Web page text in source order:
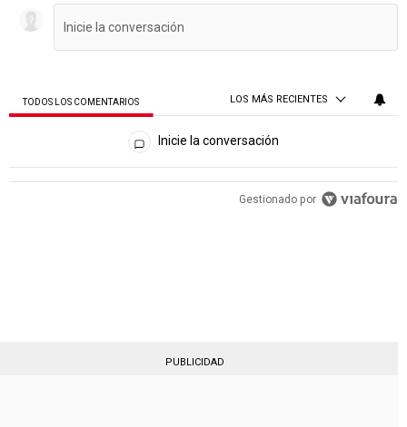
TODOS LOS COMENTARIOS LOS MÁS RECIENTES
Todos los comentarios
Inicie la conversación
PUBLICIDAD